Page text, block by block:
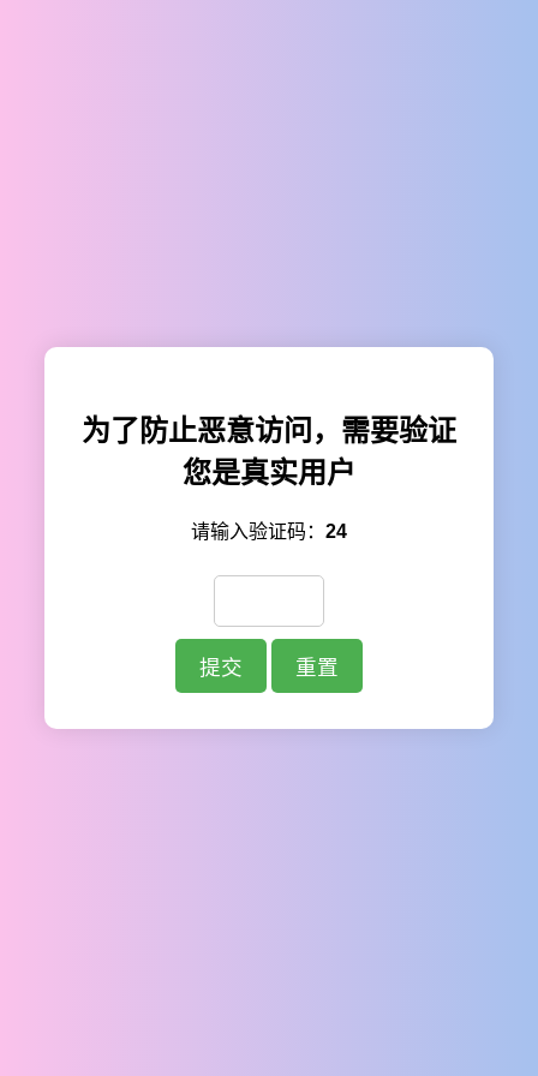
为了防止恶意访问，需要验证
您是真实用户
请输入验证码： 24
提交 重置